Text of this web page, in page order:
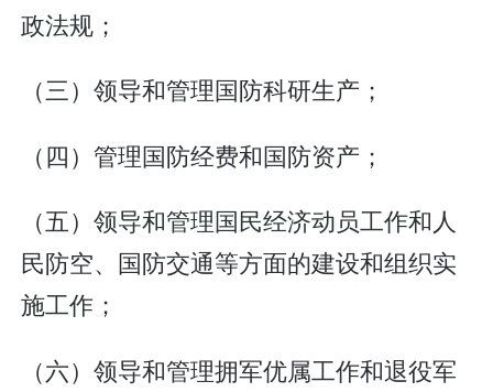
政法规；
（三）领导和管理国防科研生产；
（四）管理国防经费和国防资产；
（五）领导和管理国民经济动员工作和人
民防空、国防交通等方面的建设和组织实
施工作；
（六）领导和管理拥军优属工作和退役军